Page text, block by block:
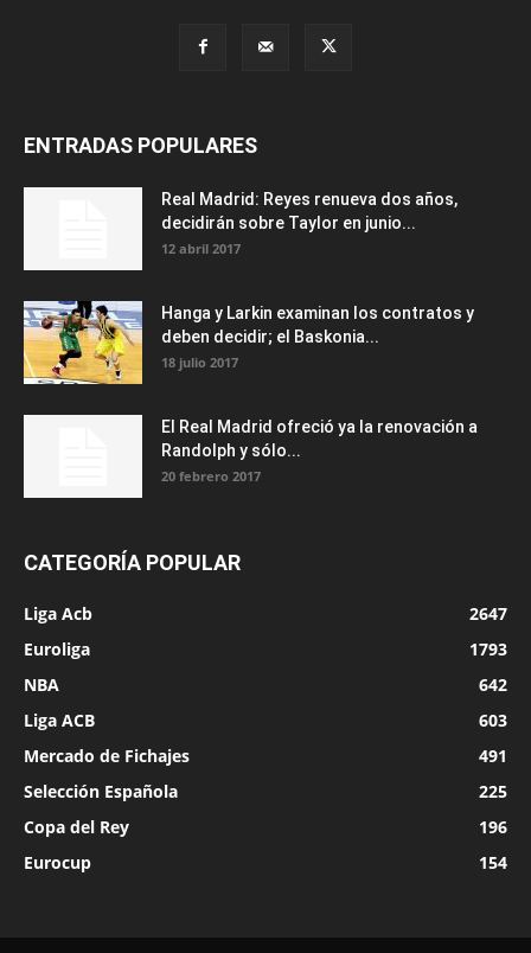
ENTRADAS POPULARES
Real Madrid: Reyes renueva dos años,
decidirán sobre Taylor en junio...
12 abril 2017
Hanga y Larkin examinan los contratos y
deben decidir; el Baskonia...
18 julio 2017
El Real Madrid ofreció ya la renovación a
Randolph y sólo...
20 febrero 2017
CATEGORÍA POPULAR
Liga Acb
2647
Euroliga
1793
NBA
642
Liga ACB
603
Mercado de Fichajes
491
Selección Española
225
Copa del Rey
196
Eurocup
154